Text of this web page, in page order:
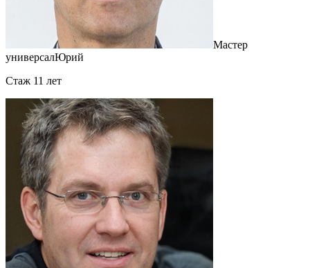
Мастер
универсалЮрий
Cтаж 11 лет